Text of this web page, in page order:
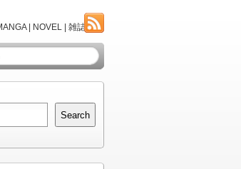
| NOVEL | 雑誌
Search